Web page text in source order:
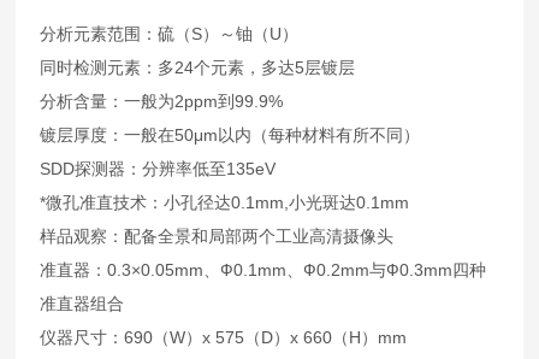
分析元素范围：硫（S）～铀（U）
同时检测元素：多24个元素，多达5层镀层
分析含量：一般为2ppm到99.9%
镀层厚度：一般在50μm以内（每种材料有所不同）
SDD探测器：分辨率低至135eV
*微孔准直技术：小孔径达0.1mm,小光斑达0.1mm
样品观察：配备全景和局部两个工业高清摄像头
准直器：0.3×0.05mm、Ф0.1mm、Ф0.2mm与Ф0.3mm四种
准直器组合
仪器尺寸：690（W）x 575（D）x 660（H）mm